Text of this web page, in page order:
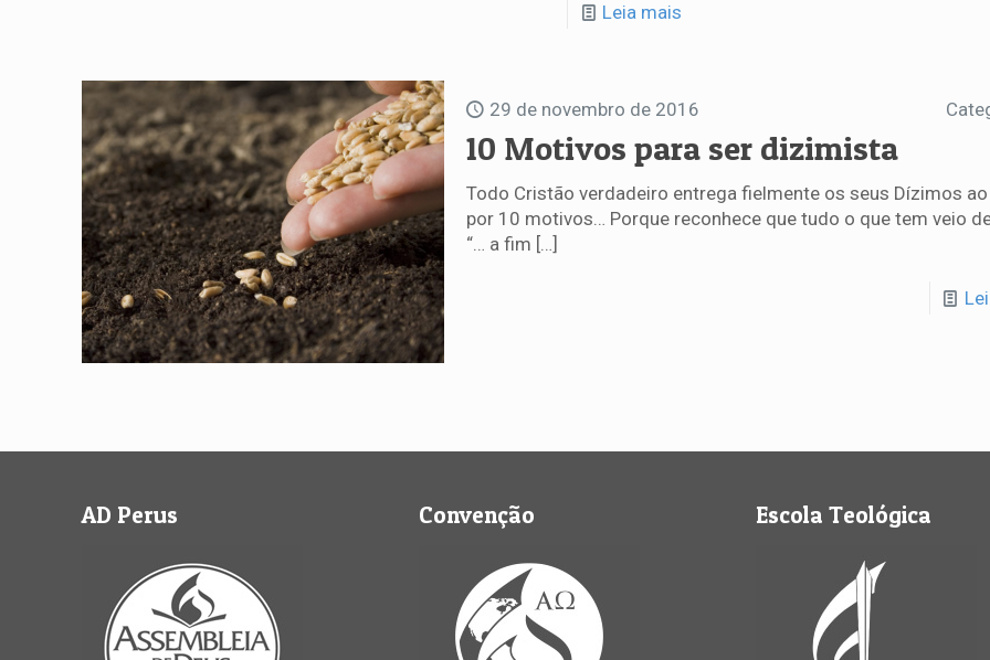
Leia mais
29 de novembro de 2016
10 Motivos para ser dizimista
Todo Cristão verdadeiro entrega fielmente os seus Dízimos ao
por 10 motivos… Porque reconhece que tudo o que tem veio
“… a fim […]
AD Perus Convenção Escola Teológica